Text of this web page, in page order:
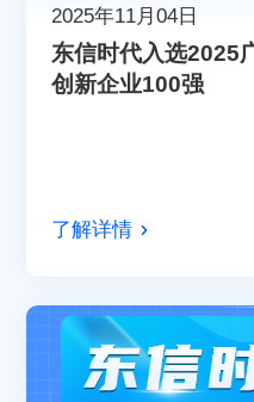
2025年11月04日
东信时代入选2025
创新企业100强
了解详情